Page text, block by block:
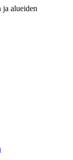
ja alueiden